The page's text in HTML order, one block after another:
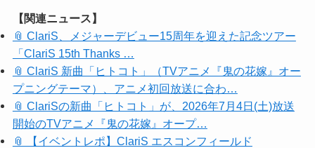
【関連ニュース】
📎 ClariS、メジャーデビュー15周年を迎えた記念ツアー
「ClariS 15th Thanks …
📎 ClariS 新曲「ヒトコト」（TVアニメ『鬼の花嫁』オー
プニングテーマ）、アニメ初回放送に合わ…
📎 ClariSの新曲「ヒトコト」が、2026年7月4日(土)放送
開始のTVアニメ『鬼の花嫁』オープ…
📎 【イベントレポ】ClariS エスコンフィールド